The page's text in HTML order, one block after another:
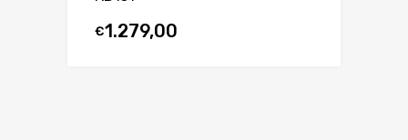
€1.279,00